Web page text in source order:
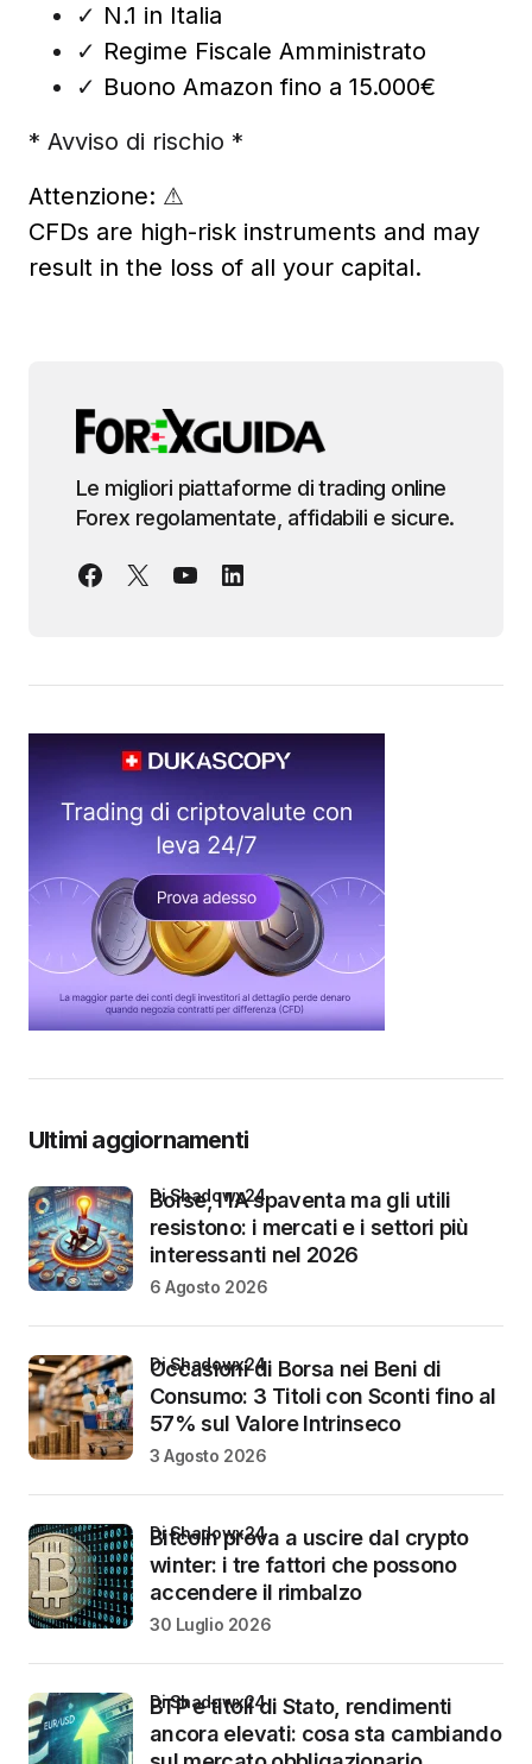
✓ N.1 in Italia
✓ Regime Fiscale Amministrato
✓ Buono Amazon fino a 15.000€
* Avviso di rischio *
Attenzione: ⚠
CFDs are high-risk instruments and may
result in the loss of all your capital.
Le migliori piattaforme di trading online
Forex regolamentate, affidabili e sicure.
Ultimi aggiornamenti
Borse, l’IA spaventa ma gli utili
resistono: i mercati e i settori più
interessanti nel 2026
di Shadowx24
6 Agosto 2026
Occasioni di Borsa nei Beni di
Consumo: 3 Titoli con Sconti fino al
57% sul Valore Intrinseco
di Shadowx24
3 Agosto 2026
Bitcoin prova a uscire dal crypto
winter: i tre fattori che possono
accendere il rimbalzo
di Shadowx24
30 Luglio 2026
BTP e titoli di Stato, rendimenti
ancora elevati: cosa sta cambiando
di Shadowx24